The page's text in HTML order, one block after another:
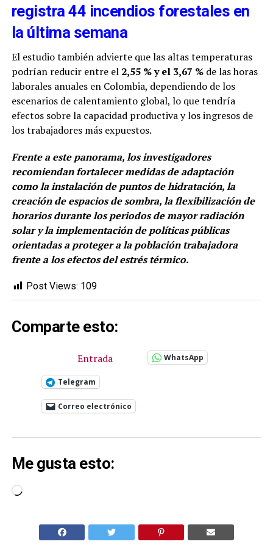
registra 44 incendios forestales en
la última semana
El estudio también advierte que las altas temperaturas
podrían reducir entre el 2,55 % y el 3,67 %de las horas
laborales anuales en Colombia, dependiendo de los
escenarios de calentamiento global, lo que tendría
efectos sobre la capacidad productiva y los ingresos de
los trabajadores más expuestos.
Frente a este panorama, los investigadores
recomiendan fortalecer medidas de adaptación
como la instalación de puntos de hidratación, la
creación de espacios de sombra, la flexibilización de
horarios durante los periodos de mayor radiación
solar y la implementación de políticas públicas
orientadas a proteger a la población trabajadora
frente a los efectos del estrés térmico.
Post Views: 109
Comparte esto:
Entrada WhatsApp
Telegram
Correo electrónico
Me gusta esto:
Cargando...